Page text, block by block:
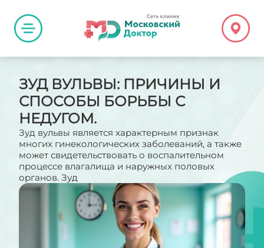
ЗУД ВУЛЬВЫ: ПРИЧИНЫ И
СПОСОБЫ БОРЬБЫ С
НЕДУГОМ.
Зуд вульвы является характерным признак
многих гинекологических заболеваний, а также
может свидетельствовать о воспалительном
процессе влагалища и наружных половых
органов. Зуд